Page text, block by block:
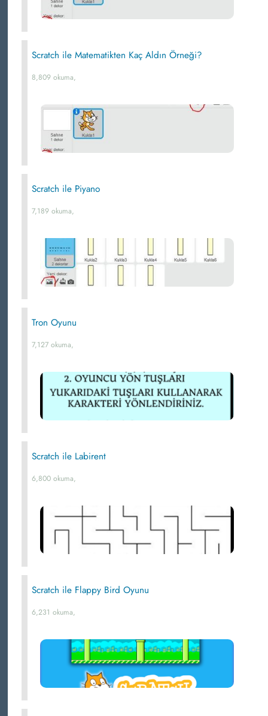
Scratch ile Matematikten Kaç Aldın Örneği?
8,809 okuma,
Scratch ile Piyano
7,189 okuma,
Tron Oyunu
7,127 okuma,
Scratch ile Labirent
6,800 okuma,
Scratch ile Flappy Bird Oyunu
6,231 okuma,